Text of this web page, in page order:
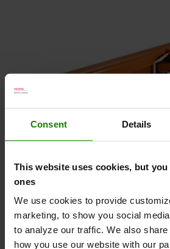
Consent Details
This website uses cookies, but
ones
We use cookies to provide
marketing, to show you social
to analyze our traffic. We also
how you use our website with our
Trykstænger af stål
De massive trykstænger af stål
vedligeholdelsesomkostningerne og